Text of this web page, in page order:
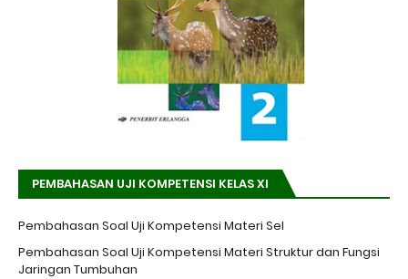
PEMBAHASAN UJI KOMPETENSI KELAS XI
Pembahasan Soal Uji Kompetensi Materi Sel
Pembahasan Soal Uji Kompetensi Materi Struktur dan Fungsi
Jaringan Tumbuhan